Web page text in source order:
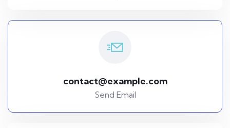
contact@example.com
Send Email